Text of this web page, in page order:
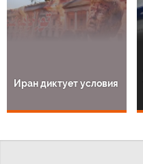
Иран диктует условия